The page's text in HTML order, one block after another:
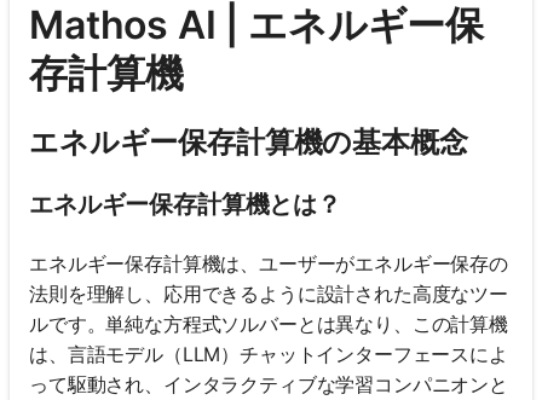
Mathos AI | エネルギー保
存計算機
エネルギー保存計算機の基本概念
エネルギー保存計算機とは？
エネルギー保存計算機は、ユーザーがエネルギー保存の
法則を理解し、応用できるように設計された高度なツー
ルです。単純な方程式ソルバーとは異なり、この計算機
は、言語モデル（LLM）チャットインターフェースによ
って駆動され、インタラクティブな学習コンパニオンと